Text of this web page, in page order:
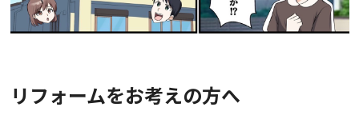
リフォームをお考えの方へ